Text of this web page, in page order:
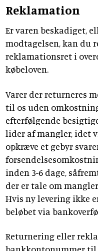
Reklamation
Er varen beskadiget,
modtagelsen, kan du
reklamationsret i
købeloven.
Varer der returneres
til os uden
efterfølgende
lider af mangler, idet
opkræve et gebyr
inden 3-6 dage,
der er tale om
Hvis ny levering ikke
beløbet via
Returnering eller